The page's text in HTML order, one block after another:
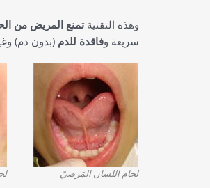
وهذه التقنيةتمنع المريض من
سريعة وفاقدة للدم (بدون دم)
لجام اللسان المَرَضيّ